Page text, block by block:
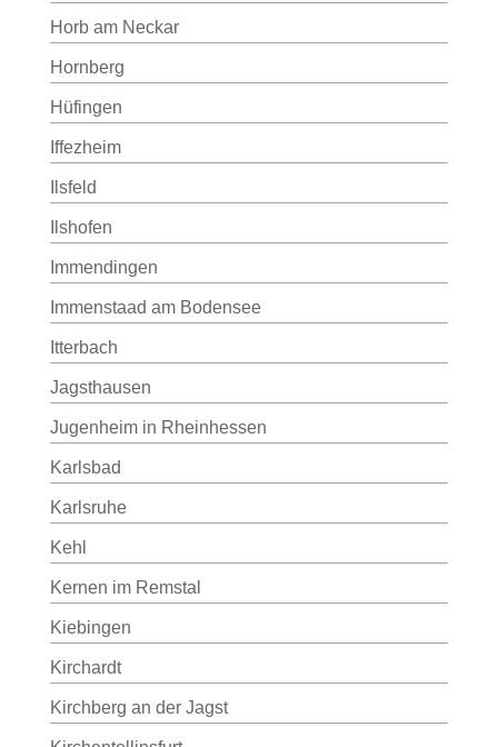
Horb am Neckar
Hornberg
Hüfingen
Iffezheim
Ilsfeld
Ilshofen
Immendingen
Immenstaad am Bodensee
Itterbach
Jagsthausen
Jugenheim in Rheinhessen
Karlsbad
Karlsruhe
Kehl
Kernen im Remstal
Kiebingen
Kirchardt
Kirchberg an der Jagst